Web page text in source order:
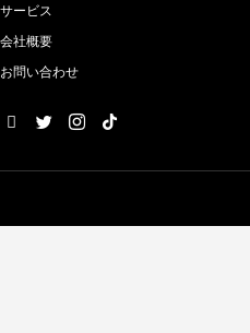
サービス
会社概要
お問い合わせ